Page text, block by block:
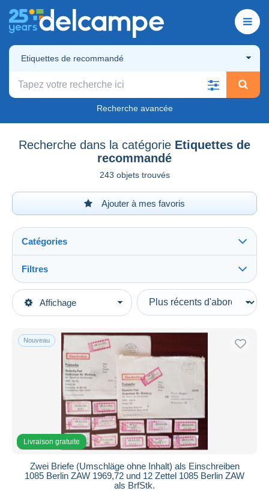
Etiquettes de recommandé
Recherche avancée
Recherche dans la catégorie Etiquettes de
recommandé
243 objets trouvés
Ajouter à mes favoris
Affichage
Catégories
Catégories principales
Europe
Allemagne
République Démocratique
Etiquettes de recommandé
Filtres
Types de vente
En cours
Prix fixes
Enchères avec offres
Enchères sans offres
Maisons de vente
Vendus
Toutes les durées
depuis
jours
Nouveau
Livraison gratuite
Zwei Briefe (Umschläge ohne Inhalt) als Einschreiben
1085 Berlin ZAW 1969,72 und 12 Zettel 1085 Berlin ZAW
als BrfStk.